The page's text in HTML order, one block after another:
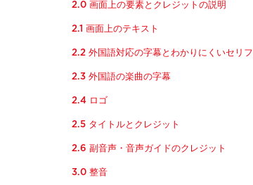
2.0 画面上の要素とクレジットの説明
2.1 画面上のテキスト
2.2 外国語対応の字幕とわかりにくいセリフ
2.3 外国語の楽曲の字幕
2.4 ロゴ
2.5 タイトルとクレジット
2.6 副音声・音声ガイドのクレジット
3.0 整音